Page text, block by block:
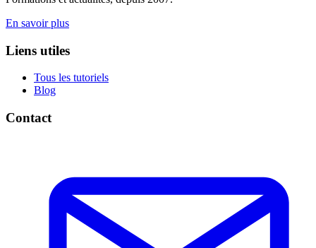
En savoir plus
Liens utiles
Tous les tutoriels
Blog
Contact